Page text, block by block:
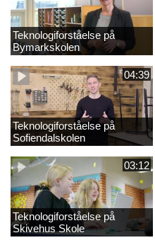
Teknologiforståelse på
Bymarkskolen
04:39
Teknologiforståelse på
Sofiendalskolen
03:12
Teknologiforståelse på
Skivehus Skole